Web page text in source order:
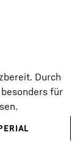
Durch
für